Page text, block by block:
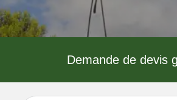
Demande de devis